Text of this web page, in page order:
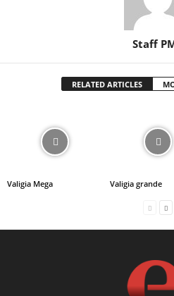
Staff
RELATED ARTICLES
Valigia Mega Valigia grande